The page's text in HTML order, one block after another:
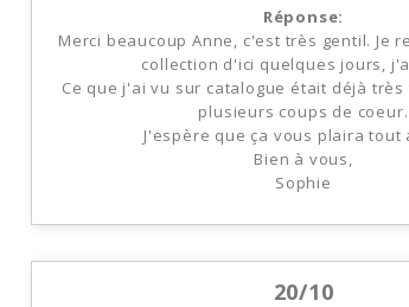
Réponse:
Merci beaucoup Anne, c'est très gentil. Je
collection d'ici quelques jours,
Ce que j'ai vu sur catalogue était déjà très
plusieurs coups de coeur.
J'espère que ça vous plaira tout
Bien à vous,
Sophie
20/10